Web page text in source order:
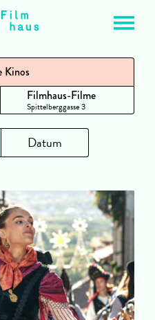
Kinos
Filmhaus-Filme
Spittelberggasse 3
Datum